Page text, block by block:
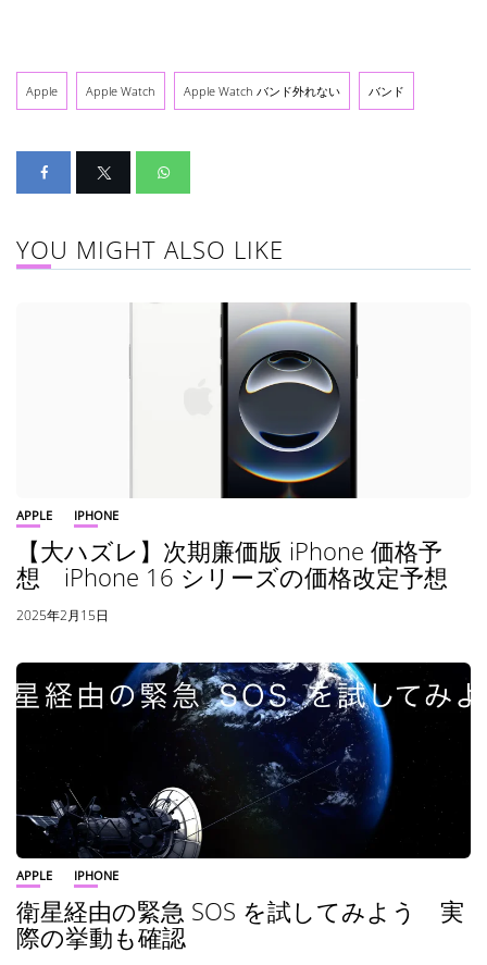
Apple Apple Watch Apple Watch バンド外れない バンド
YOU MIGHT ALSO LIKE
APPLE IPHONE
【大ハズレ】次期廉価版 iPhone 価格予
想 iPhone 16 シリーズの価格改定予想
2025年2月15日
APPLE IPHONE
衛星経由の緊急 SOS を試してみよう 実
際の挙動も確認